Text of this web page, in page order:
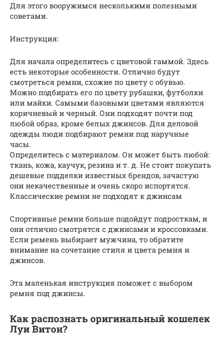
Для этого вооружимся несколькими полезными
советами.
Инструкция:
Для начала определитесь с цветовой гаммой. Здесь
есть некоторые особенности. Отлично будут
смотреться ремни, схожие по цвету с обувью.
Можно подбирать его по цвету рубашки, футболки
или майки. Самыми базовыми цветами являются
коричневый и черный. Они подходят почти под
любой образ, кроме белых джинсов. Для деловой
одежды люди подбирают ремни под наручные
часы.
Определитесь с материалом. Он может быть любой:
ткань, кожа, каучук, резина и т. д. Не стоит покупать
дешевые подделки известных брендов, зачастую
они некачественные и очень скоро испортятся.
Классические ремни не подходят к джинсам
Спортивные ремни больше подойдут подросткам, и
они отлично смотрятся с джинсами и кроссовками.
Если ремень выбирает мужчина, то обратите
внимание на сочетание стиля и цвета ремня и
джинсов.
Эта маленькая инструкция поможет с выбором
ремня под джинсы.
Как распознать оригинальный кошелек
Луи Витон?